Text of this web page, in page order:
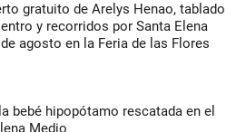
gratuito de Arelys Henao, tablado
y recorridos por Santa Elena
agosto en la Feria de las Flores
bebé hipopótamo rescatada en el
Medio